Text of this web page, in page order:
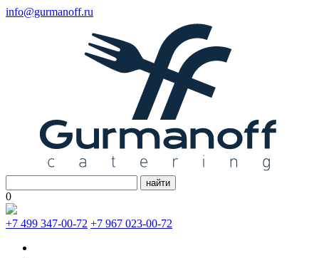
info@gurmanoff.ru
найти
0
+7 499 347-00-72 +7 967 023-00-72